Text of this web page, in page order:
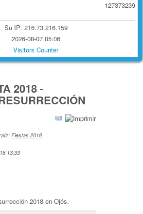
127373239
Su IP: 216.73.216.159
2026-08-07 05:06
Visitors Counter
2018 -
Fiestas 2018
13:33
2018 en Ojós.